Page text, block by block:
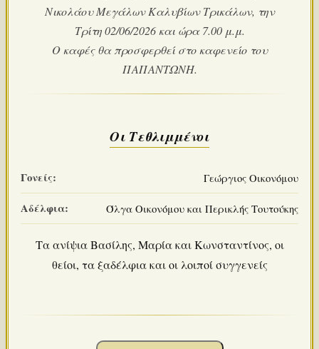
Νικολάου Μεγάλων Καλυβίων Τρικάλων, την
Τρίτη 02/06/2026 και ώρα 7.00 μ.μ.
Ο καφές θα προσφερθεί στο καφενείο του
ΠΑΠΑΝΤΩΝΗ.
Οι Τεθλιμμένοι
Γονείς: Γεώργιος Οικονόμου
Αδέλφια: Όλγα Οικονόμου και Περικλής Τουτούκης
Τα ανίψια Βασίλης, Μαρία και Κωνσταντίνος, οι
θείοι, τα ξαδέλφια και οι λοιποί συγγενείς